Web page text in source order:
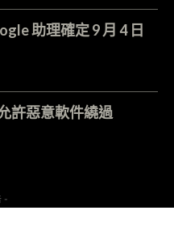
助理確定 9 月 4 日
許惡意軟件繞過
-